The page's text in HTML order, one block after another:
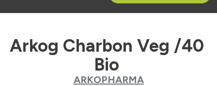
Arkog Charbon Veg /40
Bio
ARKOPHARMA